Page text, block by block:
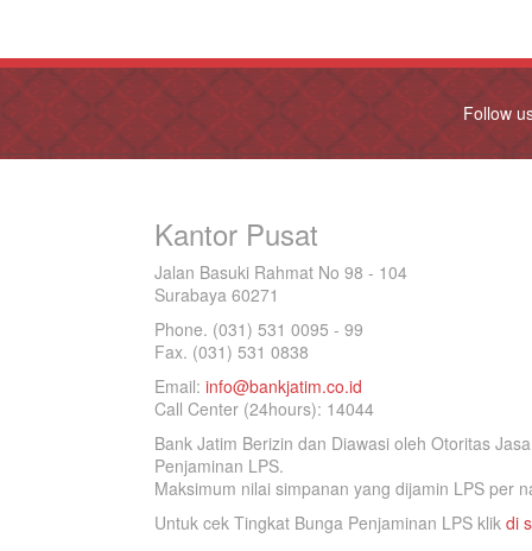
Follow
Kantor Pusat
Jalan Basuki Rahmat No 98 - 104
Surabaya 60271
Phone. (031) 531 0095 - 99
Fax. (031) 531 0838
Email: info@bankjatim.co.id
Call Center (24hours): 14044
Bank Jatim Berizin dan Diawasi oleh Otoritas
Penjaminan LPS.
Maksimum nilai simpanan yang dijamin LPS per
Untuk cek Tingkat Bunga Penjaminan LPS klik di